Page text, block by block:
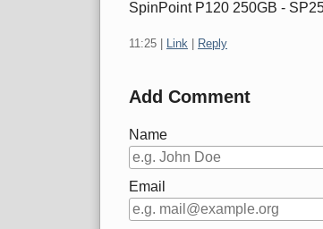
SpinPoint P120 250GB -
11:25 Link Reply
Add Comment
Name
Email